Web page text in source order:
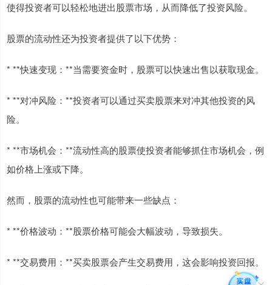
使得投资者可以轻松地进出股票市场，从而降低了投资风险。
股票的流动性还为投资者提供了以下优势：
* **快速变现：**当需要资金时，股票可以快速出售以获取现金。
* **对冲风险：**投资者可以通过买卖股票来对冲其他投资的风
险。
* **市场机会：**流动性高的股票使投资者能够抓住市场机会，例
如价格上涨或下降。
然而，股票的流动性也可能带来一些缺点：
* **价格波动：**股票价格可能会大幅波动，导致损失。
* **交易费用：**买卖股票会产生交易费用，这会影响投资回报。